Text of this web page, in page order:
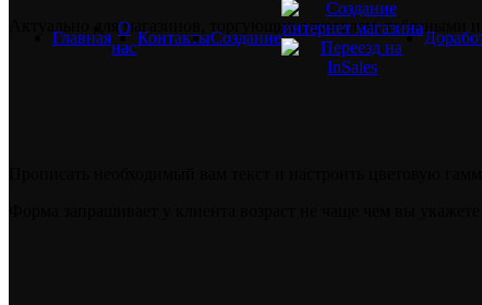
Главная
О
нас
КонтактыСоздание
Актуально для магазинов, торгующих алкоголем, табачными
Прописать необходимый вам текст и настроить цветовую
Форма запрашивает у клиента возраст не чаще чем вы